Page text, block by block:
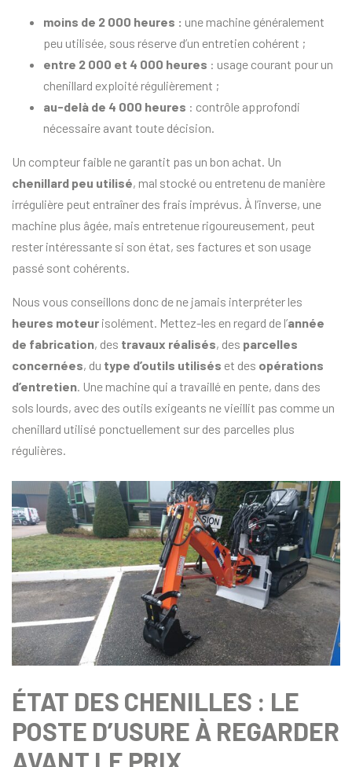
moins de 2 000 heures : une machine généralement
peu utilisée, sous réserve d’un entretien cohérent ;
entre 2 000 et 4 000 heures : usage courant pour un
chenillard exploité régulièrement ;
au-delà de 4 000 heures : contrôle approfondi
nécessaire avant toute décision.
Un compteur faible ne garantit pas un bon achat. Un
chenillard peu utilisé, mal stocké ou entretenu de manière
irrégulière peut entraîner des frais imprévus. À l’inverse, une
machine plus âgée, mais entretenue rigoureusement, peut
rester intéressante si son état, ses factures et son usage
passé sont cohérents.
Nous vous conseillons donc de ne jamais interpréter les
heures moteur isolément. Mettez-les en regard de l’année
de fabrication, des travaux réalisés, des parcelles
concernées, du type d’outils utilisés et des opérations
d’entretien. Une machine qui a travaillé en pente, dans des
sols lourds, avec des outils exigeants ne vieillit pas comme un
chenillard utilisé ponctuellement sur des parcelles plus
régulières.
ÉTAT DES CHENILLES : LE
POSTE D’USURE À REGARDER